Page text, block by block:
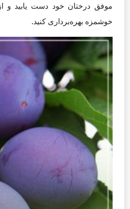
موفق درختان خود دست یابید و
خوشمزه بهره‌برداری کنید.